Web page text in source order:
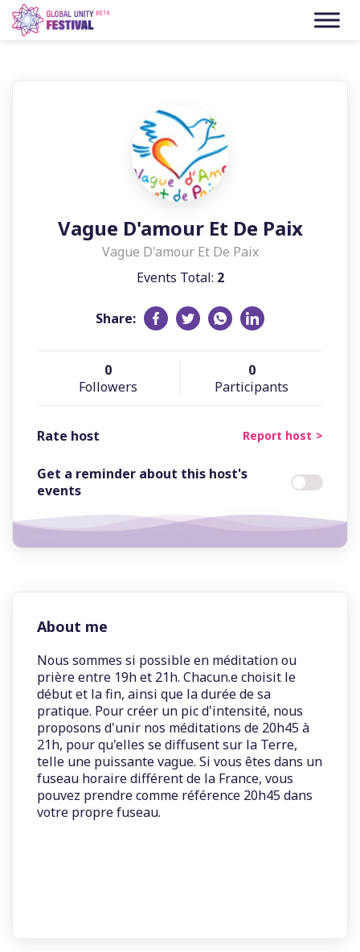
Skip to content
Vague D'amour Et De Paix
Vague D'amour Et De Paix
Events Total: 2
Share:
0
Followers
0
Participants
Rate host Report host
Get a reminder about this host's
events
About me
Nous sommes si possible en méditation ou
prière entre 19h et 21h. Chacun.e choisit le
début et la fin, ainsi que la durée de sa
pratique. Pour créer un pic d'intensité, nous
proposons d'unir nos méditations de 20h45 à
21h, pour qu'elles se diffusent sur la Terre,
telle une puissante vague. Si vous êtes dans un
fuseau horaire différent de la France, vous
pouvez prendre comme référence 20h45 dans
votre propre fuseau.